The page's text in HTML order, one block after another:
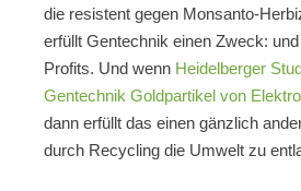
die resistent gegen Monsanto-
erfüllt Gentechnik einen Zweck:
Profits. Und wenn Heidelberger
Gentechnik Goldpartikel von
dann erfüllt das einen gänzlich
durch Recycling die Umwelt zu